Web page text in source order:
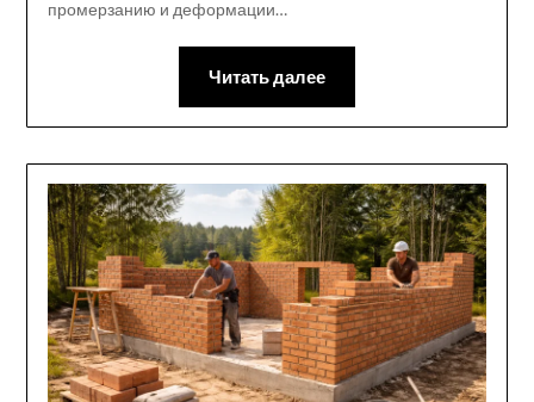
промерзанию и деформации…
Читать далее